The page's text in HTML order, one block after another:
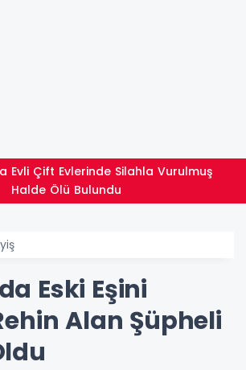
Halde Ölü Bulundu
Eski Eşini
Alan Şüpheli